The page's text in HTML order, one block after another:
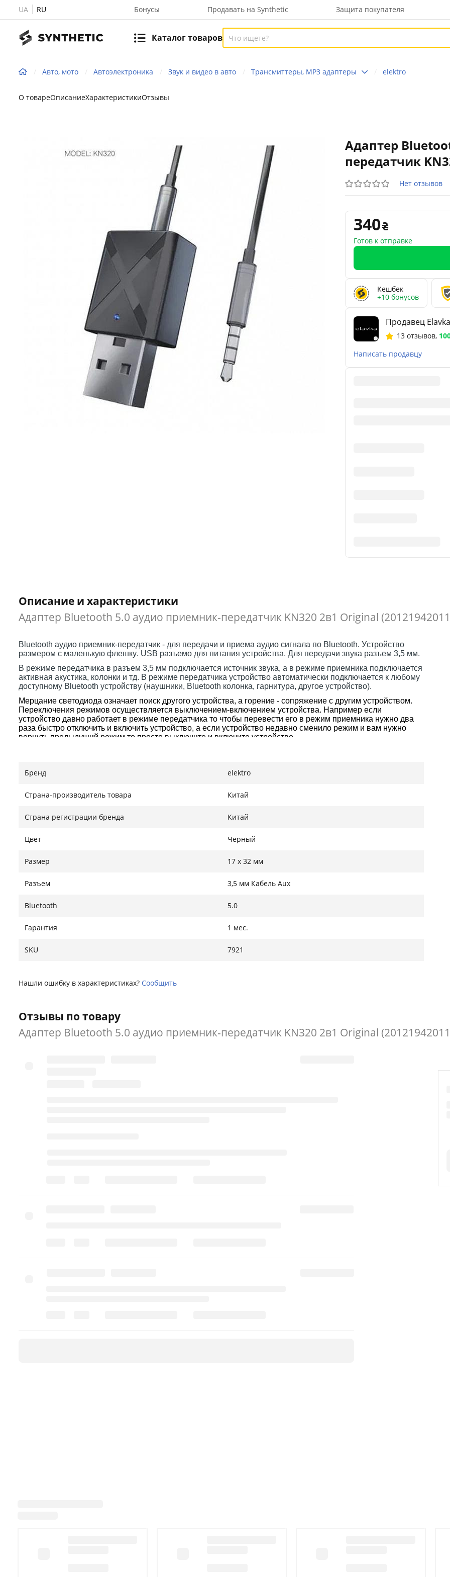
UA RU Бонусы Продавать на Synthetic Защита покупателя
Каталог товаров
Авто, мото Автоэлектроника Звук и видео в авто Трансмиттеры, MP3 адаптеры elektro
О товареОписаниеХарактеристикиОтзывы
Адаптер
передатчик
Нет отзывов
340
Готов к отправке
Кешбек
+10 бонусов
Продавец Elavka
13 отзывов,
Написать продавцу
Описание и характеристики
Адаптер Bluetooth 5.0 аудио приемник-передатчик KN320 2в1 Original
Bluetooth аудио приемник-передатчик - для передачи и приема аудио сигнала по Bluetooth. Устройство
размером с маленькую флешку. USB разъемо для питания устройства. Для передачи звука разъем 3,5 мм.
В режиме передатчика в разъем 3,5 мм подключается источник звука, а в режиме приемника подключается
активная акустика, колонки и тд. В режиме передатчика устройство автоматически подключается к любому
доступному Bluetooth устройству (наушники, Bluetooth колонка, гарнитура, другое устройство).
Мерцание светодиода означает поиск другого устройства, а горение - сопряжение с другим устройством.
Переключения режимов осуществляется выключением-включением устройства. Например если
устройство давно работает в режиме передатчика то чтобы перевести его в режим приемника нужно два
раза быстро отключить и включить устройство, а если устройство недавно сменило режим и вам нужно
вернуть предыдущий режим то просто выключите и включите устройство.
Рабочий диапазон: до 10 м (без каких-либо блокирующих объектов)
Режим передатчика: горит красный светодиод
Режим приемника: горит синий светодиод
Комплект:
- 3,5 мм Кабель Aux
Нашли ошибку?
Бренд elektro
Страна-производитель товара Китай
Страна регистрации бренда Китай
Цвет Черный
Размер 17 х 32 мм
Разъем 3,5 мм Кабель Aux
Bluetooth 5.0
Гарантия 1 мес.
SKU 7921
Нашли ошибку в характеристиках? Сообщить
Отзывы по товару
Адаптер Bluetooth 5.0 аудио приемник-передатчик KN320 2в1 Original